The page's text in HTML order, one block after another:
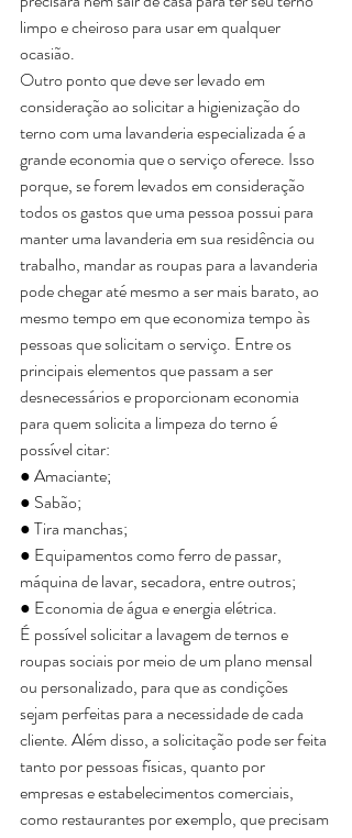
limpo e cheiroso para usar em qualquer
ocasião.
Outro ponto que deve ser levado em
consideração ao solicitar a higienização do
terno com uma lavanderia especializada é a
grande economia que o serviço oferece. Isso
porque, se forem levados em consideração
todos os gastos que uma pessoa possui para
manter uma lavanderia em sua residência ou
trabalho, mandar as roupas para a lavanderia
pode chegar até mesmo a ser mais barato, ao
mesmo tempo em que economiza tempo às
pessoas que solicitam o serviço. Entre os
principais elementos que passam a ser
desnecessários e proporcionam economia
para quem solicita a limpeza do terno é
possível citar:
● Amaciante;
● Sabão;
● Tira manchas;
● Equipamentos como ferro de passar,
máquina de lavar, secadora, entre outros;
● Economia de água e energia elétrica.
É possível solicitar a lavagem de ternos e
roupas sociais por meio de um plano mensal
ou personalizado, para que as condições
sejam perfeitas para a necessidade de cada
cliente. Além disso, a solicitação pode ser feita
tanto por pessoas físicas, quanto por
empresas e estabelecimentos comerciais,
como restaurantes por exemplo, que precisam